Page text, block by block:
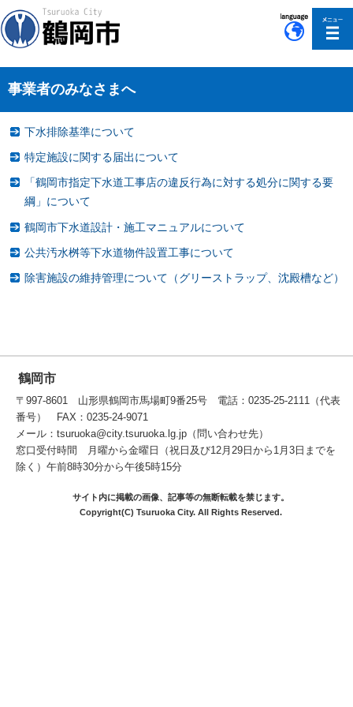
事業者のみなさまへ
下水排除基準について
特定施設に関する届出について
「鶴岡市指定下水道工事店の違反行為に対する処分に関する要
綱」について
鶴岡市下水道設計・施工マニュアルについて
公共汚水桝等下水道物件設置工事について
除害施設の維持管理について（グリーストラップ、沈殿槽など）
鶴岡市
〒997-8601 山形県鶴岡市馬場町9番25号 電話：0235-25-2111（代表
番号） FAX：0235-24-9071
メール：tsuruoka@city.tsuruoka.lg.jp（問い合わせ先）
窓口受付時間 月曜から金曜日（祝日及び12月29日から1月3日までを
除く）午前8時30分から午後5時15分
サイト内に掲載の画像、記事等の無断転載を禁じます。
Copyright(C) Tsuruoka City. All Rights Reserved.